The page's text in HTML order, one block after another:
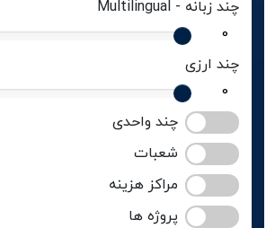
چند زبانه - Multilingual
چند ارزی
چند واحدی
شعبات
مراکز هزینه
پروژه ها